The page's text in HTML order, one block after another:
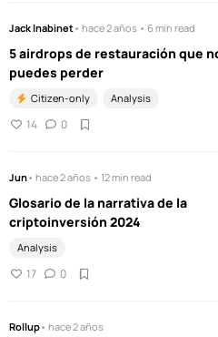
Jack Inabinet• hace 2 años • 6 min read
5 airdrops de restauración que
puedes perder
Citizen-only Analysis
14 0
Jun• hace 2 años • 12 min read
Glosario de la narrativa de la
criptoinversión 2024
Analysis
17 0
Rollup• hace 2 años